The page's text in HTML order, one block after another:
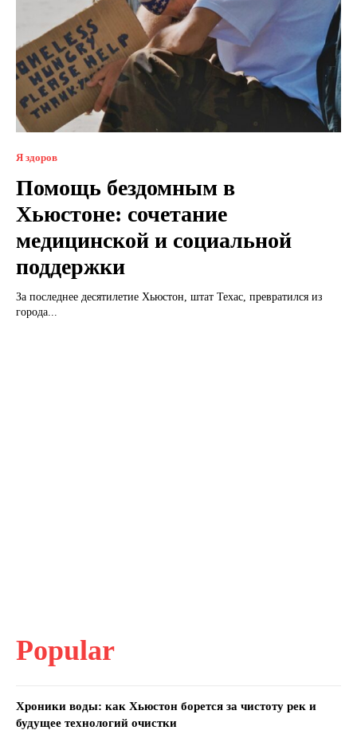
Я здоров
Помощь бездомным в
Хьюстоне: сочетание
медицинской и социальной
поддержки
За последнее десятилетие Хьюстон, штат Техас, превратился из
города...
Popular
Хроники воды: как Хьюстон борется за чистоту рек и
будущее технологий очистки